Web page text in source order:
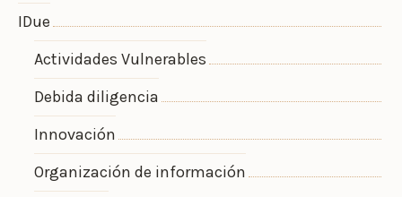
IDue
Actividades Vulnerables
Debida diligencia
Innovación
Organización de información